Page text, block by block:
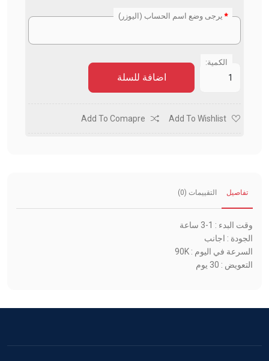
يرجى وضع اسم الحساب (اليوزر)
الكمية:
اضافة للسلة
Add To Wishlist
Add To Comapre
تفاصيل التقييمات (0)
وقت البدء : 1-3 ساعة
الجودة : اجانب
السرعة في اليوم : 90K
التعويض : 30 يوم